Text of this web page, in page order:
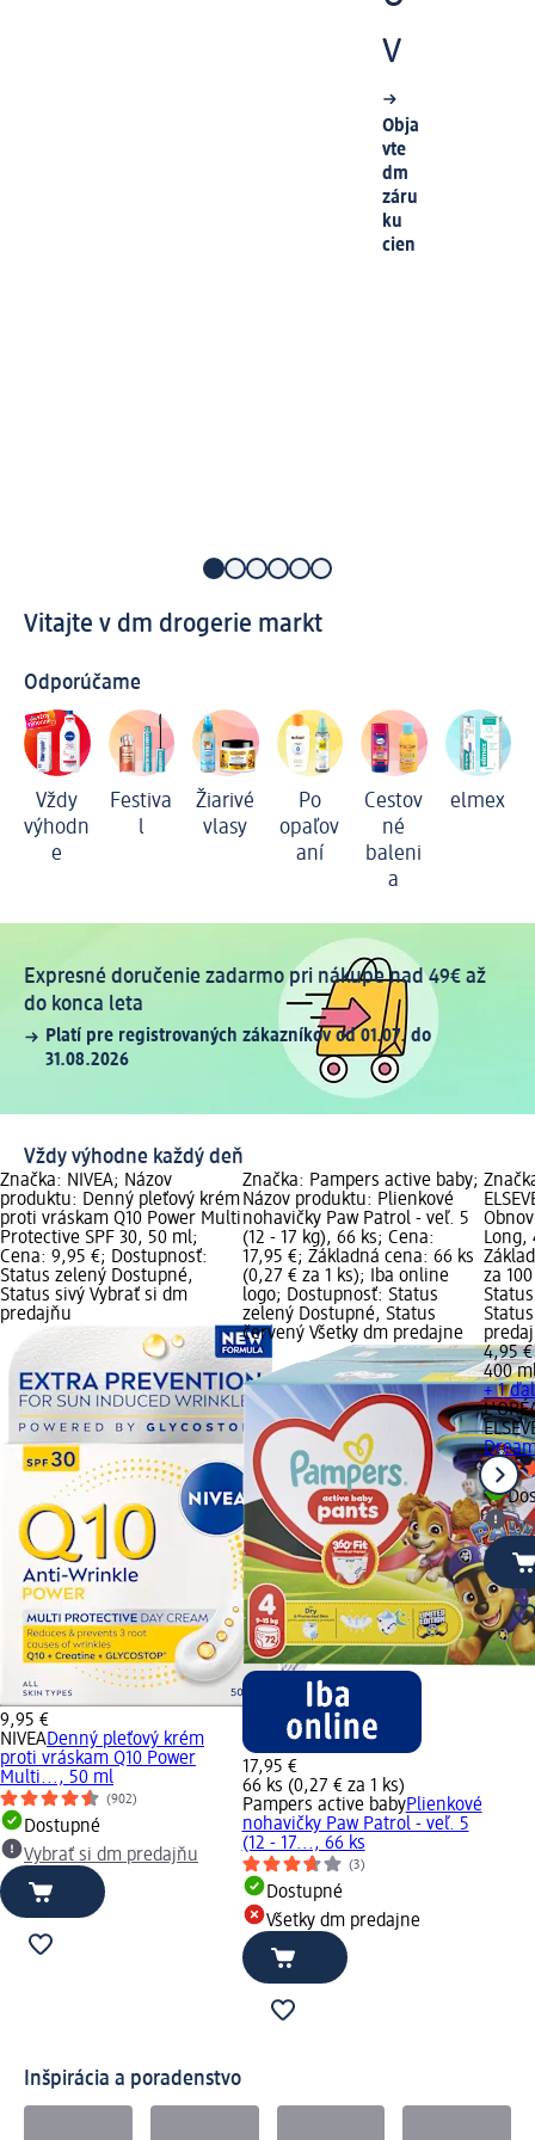
v
Obja
vte
dm
záru
ku
cien
Vitajte v dm drogerie markt
Odporúčame
Vždy
výhodn
e
Festiva
l
Žiarivé
vlasy
Po
opaľov
aní
Cestov
né
baleni
a
elmex
Expresné doručenie zadarmo pri nákupe nad 49€ až
do konca leta
Platí pre registrovaných zákazníkov od 01.07. do
31.08.2026
Vždy výhodne každý deň
Značka: NIVEA; Názov
produktu: Denný pleťový krém
proti vráskam Q10 Power Multi
Protective SPF 30, 50 ml;
Cena: 9,95 €; Dostupnosť:
Status zelený Dostupné,
Status sivý Vybrať si dm
predajňu
9,95 €
NIVEADenný pleťový krém
proti vráskam Q10 Power
Multi..., 50 ml
(902)
Dostupné
Vybrať si dm predajňu
Značka: Pampers active baby;
Názov produktu: Plienkové
nohavičky Paw Patrol - veľ. 5
(12 - 17 kg), 66 ks; Cena:
17,95 €; Základná cena: 66 ks
(0,27 € za 1 ks); Iba online
logo; Dostupnosť: Status
zelený Dostupné, Status
červený Všetky dm predajne
17,95 €
66 ks (0,27 € za 1 ks)
Pampers active babyPlienkové
nohavičky Paw Patrol - veľ. 5
(12 - 17..., 66 ks
(3)
Dostupné
Všetky dm predajne
Long,
za
4,95 €
400
+ 1
Inšpirácia a poradenstvo